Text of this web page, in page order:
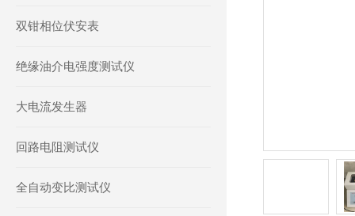
双钳相位伏安表
绝缘油介电强度测试仪
大电流发生器
回路电阻测试仪
全自动变比测试仪